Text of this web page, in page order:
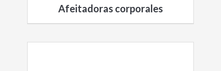
Afeitadoras corporales